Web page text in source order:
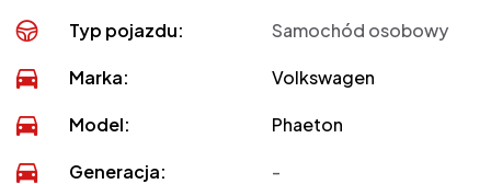
Typ pojazdu: Samochód osobowy
Marka: Volkswagen
Model: Phaeton
Generacja: -